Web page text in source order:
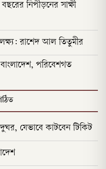
নিপীড়নের সাক্ষী
লক্ষ্য: রাশেদ আল তিতুমীর
বাংলাদেশ, পরিবেশগত
যেভাবে কাটবেন টিকিট